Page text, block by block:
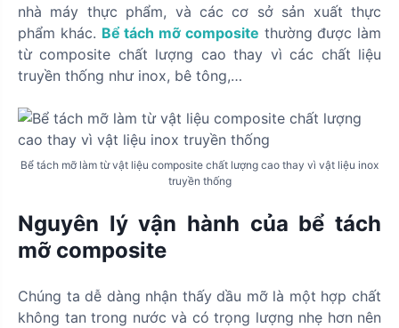
nhà máy thực phẩm, và các cơ sở sản xuất thực
phẩm khác. Bể tách mỡ composite thường được làm
từ composite chất lượng cao thay vì các chất liệu
truyền thống như inox, bê tông,…
Bể tách mỡ làm từ vật liệu composite chất lượng cao thay vì vật liệu inox
truyền thống
Nguyên lý vận hành của bể tách
mỡ composite
Chúng ta dễ dàng nhận thấy dầu mỡ là một hợp chất
không tan trong nước và có trọng lượng nhẹ hơn nên